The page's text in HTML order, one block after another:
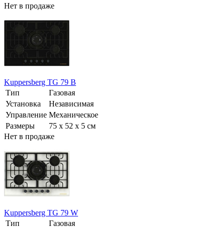
Нет в продаже
Kuppersberg TG 79 B
Тип
Газовая
Установка
Независимая
Управление Механическое
Размеры
75 х 52 x 5 см
Нет в продаже
Kuppersberg TG 79 W
Тип
Газовая